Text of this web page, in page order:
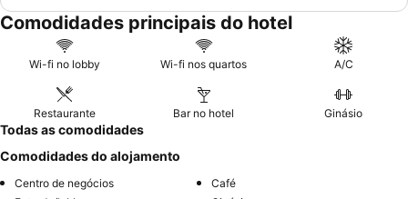
Comodidades principais do hotel
Wi-fi no lobby Wi-fi nos quartos A/C
Restaurante Bar no hotel Ginásio
Todas as comodidades
Comodidades do alojamento
Centro de negócios
Café